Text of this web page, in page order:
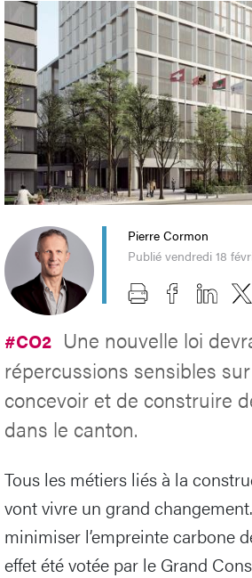
Pierre Cormon
Publié vendredi 18
#CO2 Une nouvelle loi
répercussions sensibles
concevoir et de construire
dans le canton.
Tous les métiers liés à la
vont vivre un grand
minimiser l’empreinte carbone
effet été votée par le Grand